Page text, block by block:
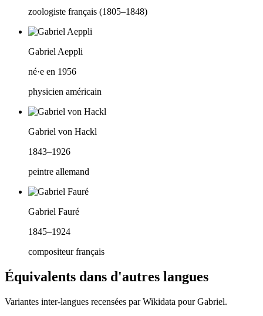
zoologiste français (1805–1848)
Gabriel Aeppli
né·e en 1956
physicien américain
Gabriel von Hackl
1843–1926
peintre allemand
Gabriel Fauré
1845–1924
compositeur français
Équivalents dans d'autres langues
Variantes inter-langues recensées par Wikidata pourGabriel.